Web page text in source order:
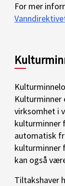
For mer
Kulturminner
virksomhet i
kulturminner
automatisk
kulturminner
kan også
Tiltakshaver